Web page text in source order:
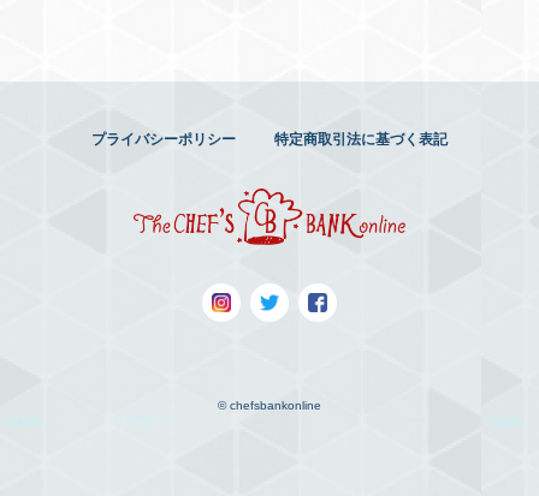
プライバシーポリシー 特定商取引法に基づく表記
© chefsbankonline